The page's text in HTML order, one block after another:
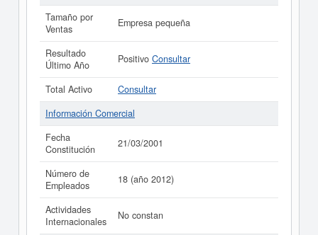
Tamaño por
Ventas
Empresa pequeña
Resultado
Último Año
Positivo Consultar
Total Activo
Consultar
Información Comercial
Fecha
Constitución
21/03/2001
Número de
Empleados
18 (año 2012)
Actividades
Internacionales
No constan